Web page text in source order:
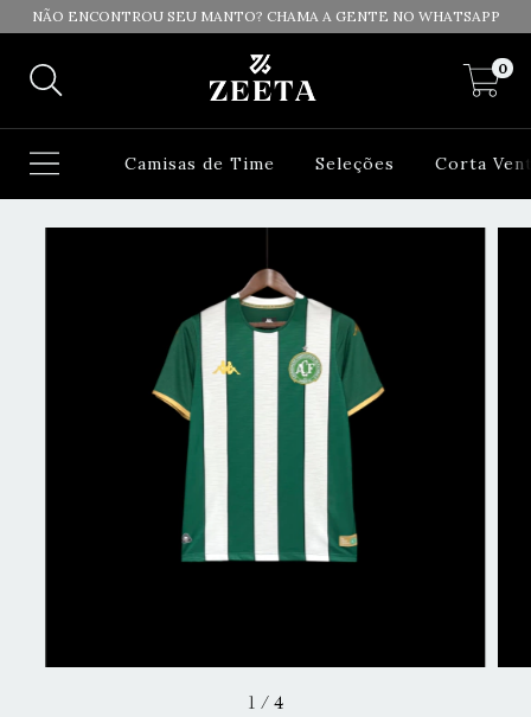
NÃO ENCONTROU SEU MANTO? CHAMA A GENTE NO WHATSAPP
0
Camisas de Time Seleções Corta
1 / 4